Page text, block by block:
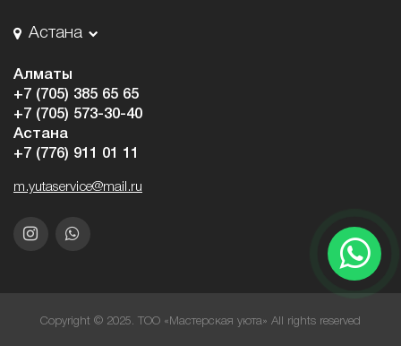
Астана
Алматы
+7 (705) 385 65 65
+7 (705) 573-30-40
Астана
+7 (776) 911 01 11
m.yutaservice@mail.ru
Copyright © 2025. ТОО «Мастерская уюта» All rights reserved